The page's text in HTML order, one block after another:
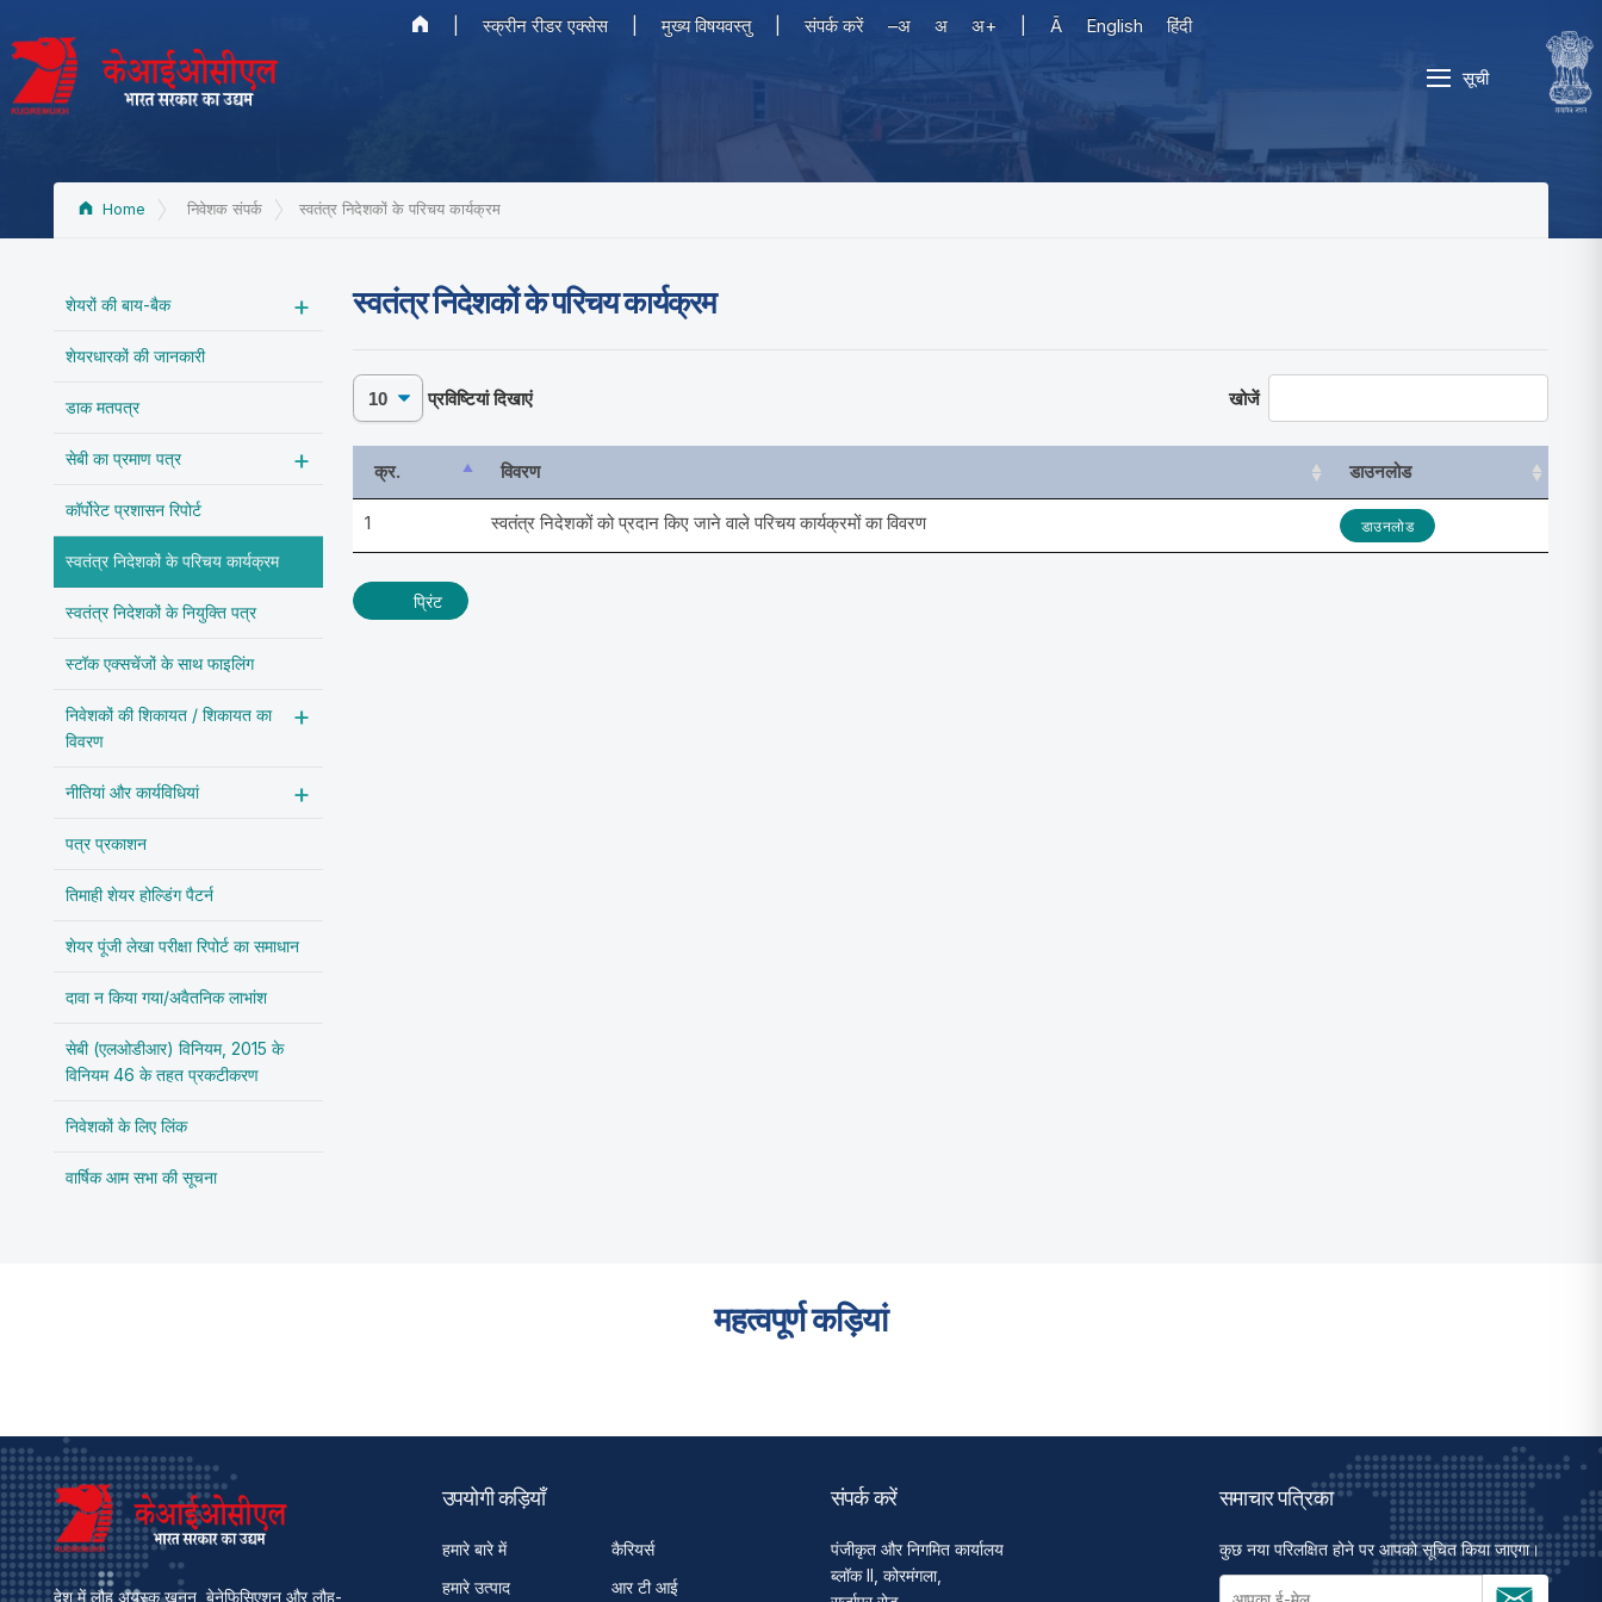
स्क्रीन रीडर एक्सेस मुख्य विषयवस्तु संपर्क करें –अ अ अ+ Ā English हिंदी
सूची
Home निवेशक संपर्क स्वतंत्र निदेशकों के परिचय कार्यक्रम
शेयरों की बाय-बैक
शेयरधारकों की जानकारी
डाक मतपत्र
सेबी का प्रमाण पत्र
कॉर्पोरेट प्रशासन रिपोर्ट
स्वतंत्र निदेशकों के परिचय कार्यक्रम
स्वतंत्र निदेशकों के नियुक्ति पत्र
स्टॉक एक्सचेंजों के साथ फाइलिंग
निवेशकों की शिकायत / शिकायत का
विवरण
नीतियां और कार्यविधियां
पत्र प्रकाशन
तिमाही शेयर होल्डिंग पैटर्न
शेयर पूंजी लेखा परीक्षा रिपोर्ट का समाधान
दावा न किया गया/अवैतनिक लाभांश
सेबी (एलओडीआर) विनियम, 2015 के
विनियम 46 के तहत प्रकटीकरण
निवेशकों के लिए लिंक
वार्षिक आम सभा की सूचना
स्वतंत्र निदेशकों के परिचय कार्यक्रम
प्रविष्टियां दिखाएं खोजें
क्र. विवरण डाउनलोड
1 स्वतंत्र निदेशकों को प्रदान किए जाने वाले परिचय कार्यक्रमों का विवरण डाउनलोड
प्रिंट
महत्वपूर्ण कड़ियां
देश में लौह अयस्क खनन, बेनेफिसिएशन और लौह-
उपयोगी कड़ियाँ
हमारे बारे में
हमारे उत्पाद
कैरियर्स
आर टी आई
संपर्क करें
पंजीकृत और निगमित कार्यालय
ब्लॉक II, कोरमंगला,
समाचार पत्रिका
कुछ नया परिलक्षित होने पर आपको सूचित किया जाएगा।